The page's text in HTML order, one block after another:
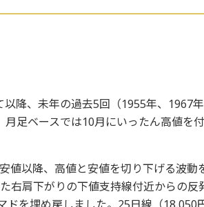
降、未年の過去5回（1955年、1967
足ベースでは10月にいったん高値を
値以降、高値と安値を切り下げる波動
右肩下がりの下値支持線付近からの反